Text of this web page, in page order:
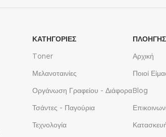
ΚΑΤΗΓΟΡΙΕΣ
Toner
Μελανοταινίες
Οργάνωση Γραφείου - Διάφορα
Τσάντες - Παγούρια
Τεχνολογία
Αρχική
Ποιοί
Blog